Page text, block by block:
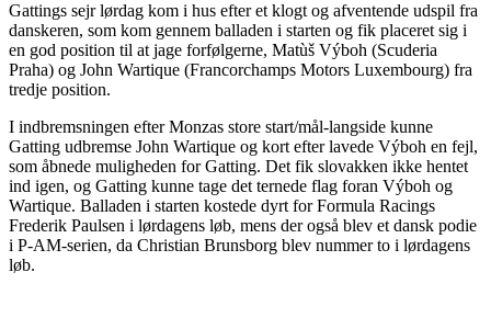
Gattings sejr lørdag kom i hus efter et klogt og afventende udspil fra
danskeren, som kom gennem balladen i starten og fik placeret sig i
en god position til at jage forfølgerne, Matùš Výboh (Scuderia
Praha) og John Wartique (Francorchamps Motors Luxembourg) fra
tredje position.
I indbremsningen efter Monzas store start/mål-langside kunne
Gatting udbremse John Wartique og kort efter lavede Výboh en fejl,
som åbnede muligheden for Gatting. Det fik slovakken ikke hentet
ind igen, og Gatting kunne tage det ternede flag foran Výboh og
Wartique. Balladen i starten kostede dyrt for Formula Racings
Frederik Paulsen i lørdagens løb, mens der også blev et dansk podie
i P-AM-serien, da Christian Brunsborg blev nummer to i lørdagens
løb.